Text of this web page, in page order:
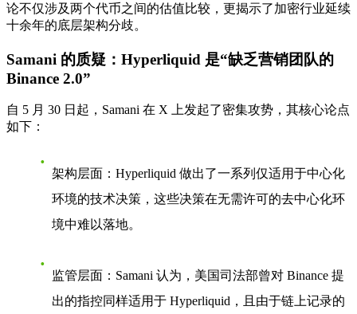
论不仅涉及两个代币之间的估值比较，更揭示了加密行业延续
十余年的底层架构分歧。
Samani 的质疑：Hyperliquid 是“缺乏营销团队的
Binance 2.0”
自 5 月 30 日起，Samani 在 X 上发起了密集攻势，其核心论点
如下：
架构层面 ：Hyperliquid 做出了一系列仅适用于中心化
环境的技术决策，这些决策在无需许可的去中心化环
境中难以落地。
监管层面 ：Samani 认为，美国司法部曾对 Binance 提
出的指控同样适用于 Hyperliquid，且由于链上记录的